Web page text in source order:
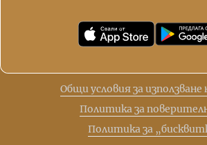
Общи условия за използване
Политика за
Политика за